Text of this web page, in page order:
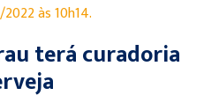
às 10h14.
terá curadoria